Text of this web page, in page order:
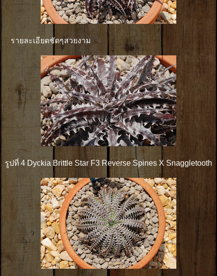
รายละเอียดชัดๆสวยงาม
รูปที่ 4 Dyckia Brittle Star F3 Reverse Spines X Snaggletooth